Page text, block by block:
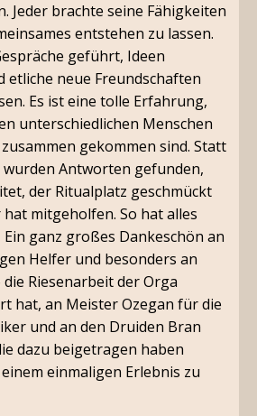
Jeder brachte seine Fähigkeiten
entstehen zu lassen.
geführt, Ideen
etliche neue Freundschaften
Es ist eine tolle Erfahrung,
unterschiedlichen Menschen
gekommen sind. Statt
wurden Antworten gefunden,
der Ritualplatz geschmückt
mitgeholfen. So hat alles
ganz großes Dankeschön an
Helfer und besonders an
Riesenarbeit der Orga
hat, an Meister Ozegan für die
und an den Druiden Bran
dazu beigetragen haben
einmaligen Erlebnis zu